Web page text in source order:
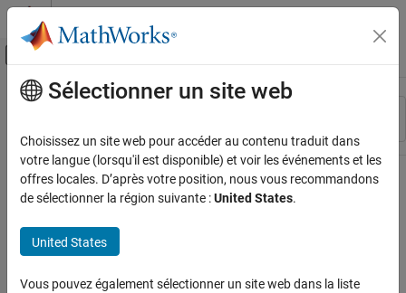
Passer au contenu
Activer/désactiver l'affichage du menu
Ressource
Contenu principal
Sélectionner un site web
Choisissez un site web pour accéder au contenu traduit dans
votre langue (lorsqu'il est disponible) et voir les événements et les
offres locales. D’après votre position, nous vous recommandons
de sélectionner la région suivante :United States.
United States
Vous pouvez également sélectionner un site web dans la liste